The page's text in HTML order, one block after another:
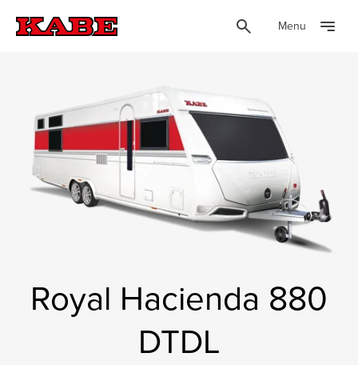
Menu
Royal Hacienda 880
DTDL